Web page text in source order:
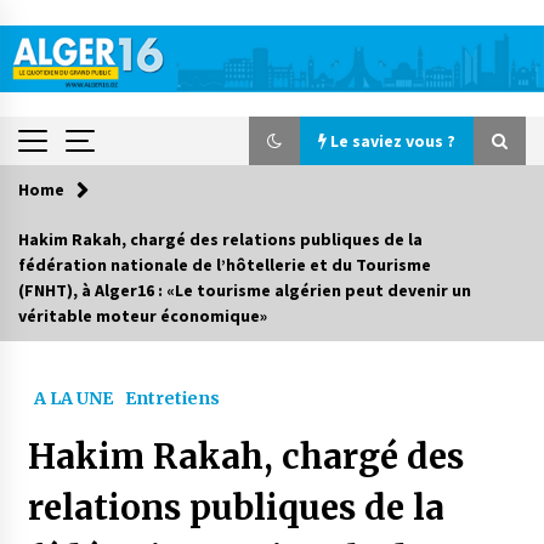
content
Le saviez vous ?
Le saviez vous ?
blessés en 24 heures
2 jours ago
Début des camps d’été pour un deuxième
groupe d’enfants autistes
3 jours ago
Parking de la Promenade des Sablettes : Mis en
service de bornes automatiques
Home
Hakim Rakah, chargé des relations publiques de la
fédération nationale de l’hôtellerie et du Tourisme
(FNHT), à Alger16 : «Le tourisme algérien peut devenir un
véritable moteur économique»
A LA UNE Entretiens
Hakim Rakah, chargé des
relations publiques de la